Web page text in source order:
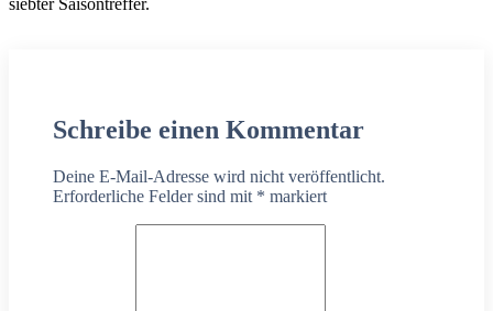
siebter Saisontreffer.
Schreibe einen Kommentar
Deine E-Mail-Adresse wird nicht veröffentlicht.
Erforderliche Felder sind mit * markiert